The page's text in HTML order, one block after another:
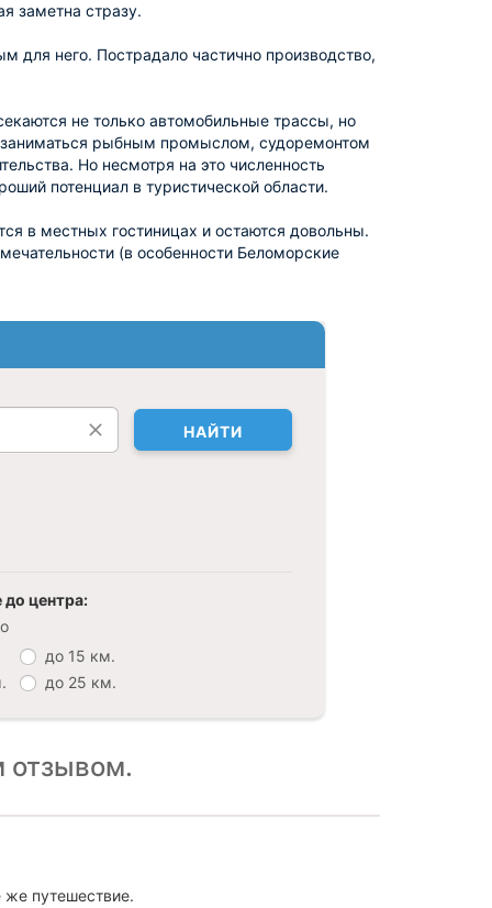
заметна стразу.
него. Пострадало частично производство,
не только автомобильные трассы, но
рыбным промыслом, судоремонтом
Но несмотря на это численность
потенциал в туристической области.
в местных гостиницах и остаются довольны.
(в особенности Беломорские
НАЙТИ
до центра:
до 15 км.
до 25 км.
отзывом.
же путешествие.